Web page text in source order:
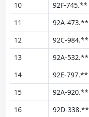
10
92F-745.**
11
92A-473.**
12
92C-984.**
13
92A-532.**
14
92E-797.**
15
92A-920.**
16
92D-338.**